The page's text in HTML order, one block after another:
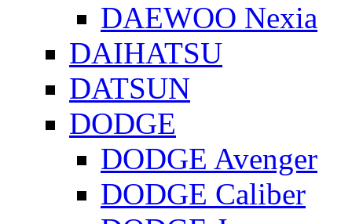
DAEWOO Nexia
DAIHATSU
DATSUN
DODGE
DODGE Avenger
DODGE Caliber